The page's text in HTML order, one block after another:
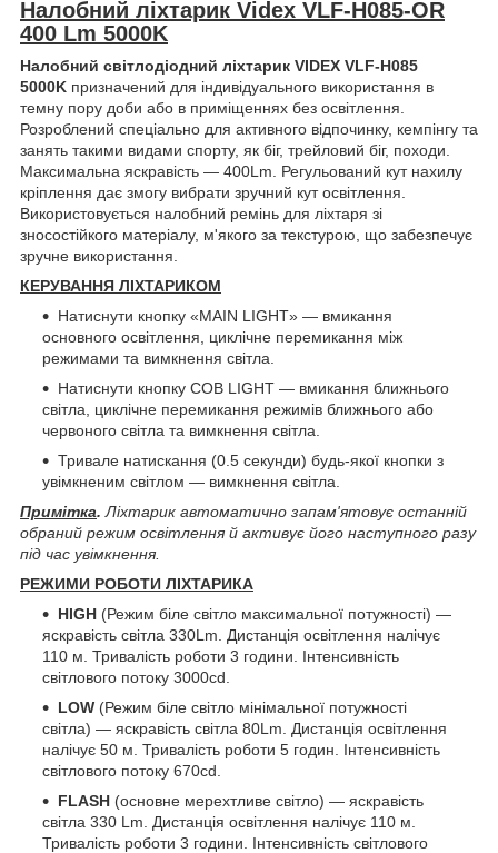
Налобний ліхтарик Videx VLF-H085-OR
400 Lm 5000K
Налобний світлодіодний ліхтарик VIDEX VLF-H085
5000K призначений для індивідуального використання в
темну пору доби або в приміщеннях без освітлення.
Розроблений спеціально для активного відпочинку, кемпінгу та
занять такими видами спорту, як біг, трейловий біг, походи.
Максимальна яскравість — 400Lm. Регульований кут нахилу
кріплення дає змогу вибрати зручний кут освітлення.
Використовується налобний ремінь для ліхтаря зі
зносостійкого матеріалу, м'якого за текстурою, що забезпечує
зручне використання.
КЕРУВАННЯ ЛІХТАРИКОМ
Натиснути кнопку «MAIN LIGHT» — вмикання
основного освітлення, циклічне перемикання між
режимами та вимкнення світла.
Натиснути кнопку COB LIGHT — вмикання ближнього
світла, циклічне перемикання режимів ближнього або
червоного світла та вимкнення світла.
Тривале натискання (0.5 секунди) будь-якої кнопки з
увімкненим світлом — вимкнення світла.
Примітка. Ліхтарик автоматично запам'ятовує останній
обраний режим освітлення й активує його наступного разу
під час увімкнення.
РЕЖИМИ РОБОТИ ЛІХТАРИКА
HIGH (Режим біле світло максимальної потужності) —
яскравість світла 330Lm. Дистанція освітлення налічує
110 м. Тривалість роботи 3 години. Інтенсивність
світлового потоку 3000cd.
LOW (Режим біле світло мінімальної потужності
світла) — яскравість світла 80Lm. Дистанція освітлення
налічує 50 м. Тривалість роботи 5 годин. Інтенсивність
світлового потоку 670cd.
FLASH (основне мерехтливе світло) — яскравість
світла 330 Lm. Дистанція освітлення налічує 110 м.
Тривалість роботи 3 години. Інтенсивність світлового